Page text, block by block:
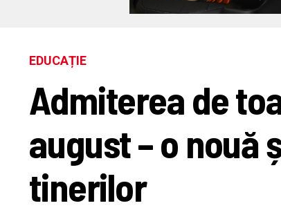
EDUCAȚIE
Admiterea de
august – o nouă
tinerilor